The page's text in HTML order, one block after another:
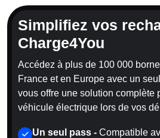
Simplifiez vos
Charge4You
Accédez à plus de 100 000
France et en Europe avec un
vous offre une solution complète
véhicule électrique lors de vos
Un seul pass - Compatible